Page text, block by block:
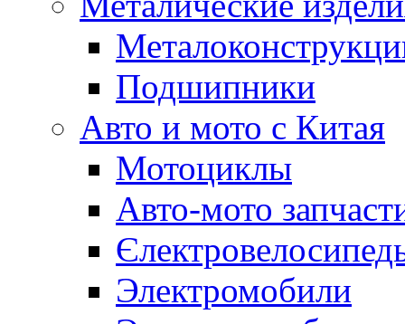
Подшипники
Авто и мото с Китая
Мотоциклы
Авто-мото
Электромобили